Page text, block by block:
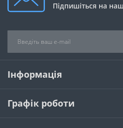
Підпишіться на
Інформація
Графік роботи